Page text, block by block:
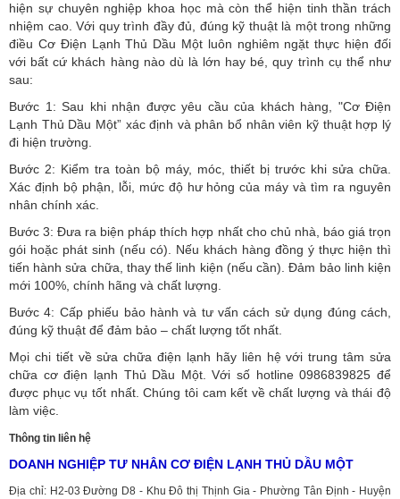
hiện sự chuyên nghiệp khoa học mà còn thể hiện tinh thần trách
nhiệm cao. Với quy trình đầy đủ, đúng kỹ thuật là một trong những
điều Cơ Điện Lạnh Thủ Dầu Một luôn nghiêm ngặt thực hiện đối
với bất cứ khách hàng nào dù là lớn hay bé, quy trình cụ thể như
sau:
Bước 1: Sau khi nhận được yêu cầu của khách hàng, "Cơ Điện
Lạnh Thủ Dầu Một” xác định và phân bổ nhân viên kỹ thuật hợp lý
đi hiện trường.
Bước 2: Kiểm tra toàn bộ máy, móc, thiết bị trước khi sửa chữa.
Xác định bộ phận, lỗi, mức độ hư hỏng của máy và tìm ra nguyên
nhân chính xác.
Bước 3: Đưa ra biện pháp thích hợp nhất cho chủ nhà, báo giá trọn
gói hoặc phát sinh (nếu có). Nếu khách hàng đồng ý thực hiện thì
tiến hành sửa chữa, thay thế linh kiện (nếu cần). Đảm bảo linh kiện
mới 100%, chính hãng và chất lượng.
Bước 4: Cấp phiếu bảo hành và tư vấn cách sử dụng đúng cách,
đúng kỹ thuật để đảm bảo – chất lượng tốt nhất.
Mọi chi tiết về sửa chữa điện lạnh hãy liên hệ với trung tâm sửa
chữa cơ điện lạnh Thủ Dầu Một. Với số hotline 0986839825 để
được phục vụ tốt nhất. Chúng tôi cam kết về chất lượng và thái độ
làm việc.
Thông tin liên hệ
DOANH NGHIỆP TƯ NHÂN CƠ ĐIỆN LẠNH THỦ DẦU MỘT
Địa chỉ: H2-03 Đường D8 - Khu Đô thị Thịnh Gia - Phường Tân Định - Huyện